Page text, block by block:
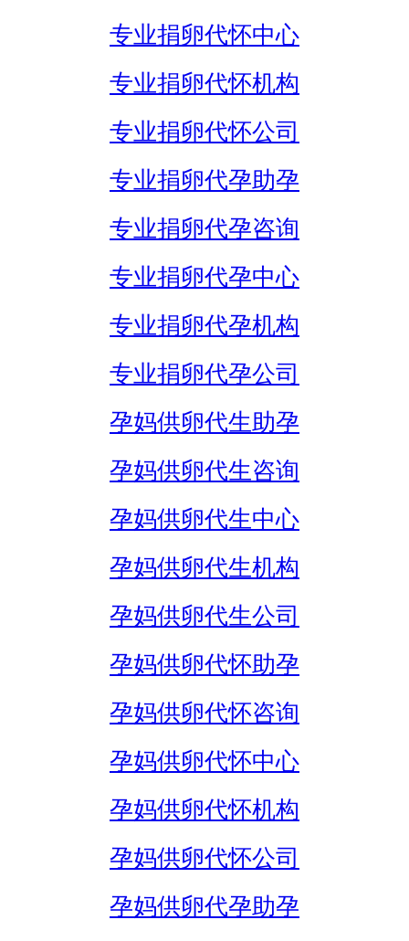
专业捐卵代怀中心
专业捐卵代怀机构
专业捐卵代怀公司
专业捐卵代孕助孕
专业捐卵代孕咨询
专业捐卵代孕中心
专业捐卵代孕机构
专业捐卵代孕公司
孕妈供卵代生助孕
孕妈供卵代生咨询
孕妈供卵代生中心
孕妈供卵代生机构
孕妈供卵代生公司
孕妈供卵代怀助孕
孕妈供卵代怀咨询
孕妈供卵代怀中心
孕妈供卵代怀机构
孕妈供卵代怀公司
孕妈供卵代孕助孕